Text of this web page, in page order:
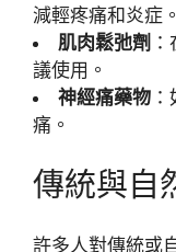
減輕疼痛和炎症。
肌肉鬆弛劑
議使用。
神經痛藥物
痛。
傳統與自
許多人對傳統或